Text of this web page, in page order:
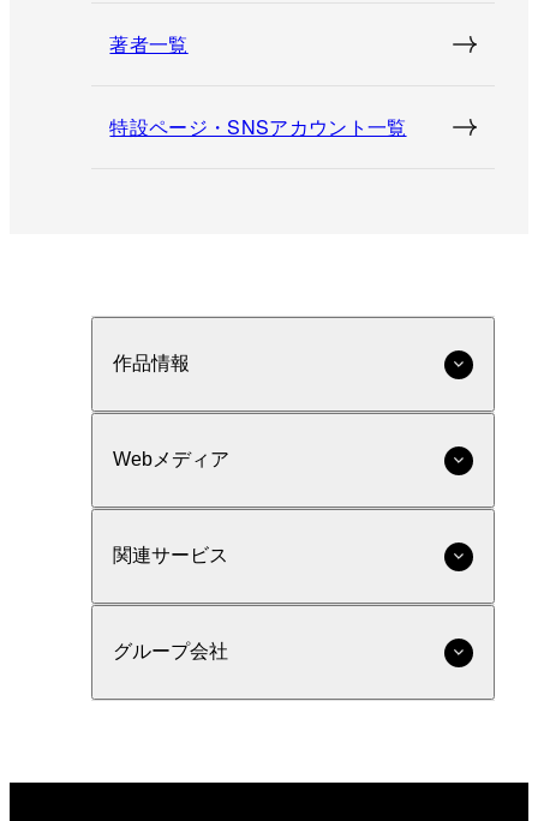
著者一覧
特設ページ・SNSアカウント一覧
作品情報
Webメディア
関連サービス
グループ会社